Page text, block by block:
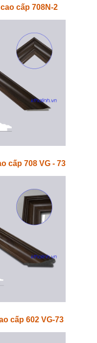
cấp 708N-2
cấp 708 VG - 73
cấp 602 VG-73